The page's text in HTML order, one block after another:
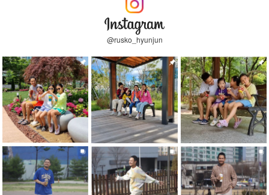
@rusko_hyunjun